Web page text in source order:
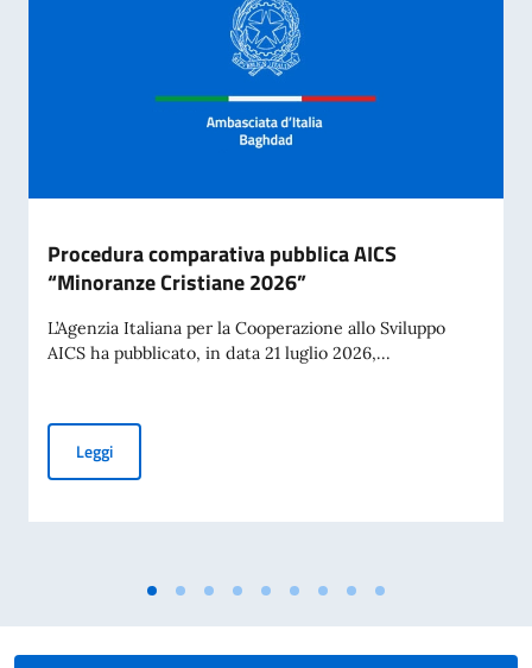
Procedura comparativa pubblica AICS
“Minoranze Cristiane 2026”
L’Agenzia Italiana per la Cooperazione allo Sviluppo
AICS ha pubblicato, in data 21 luglio 2026,...
LeggiProcedura comparativa pubblica AICS “Minoranze